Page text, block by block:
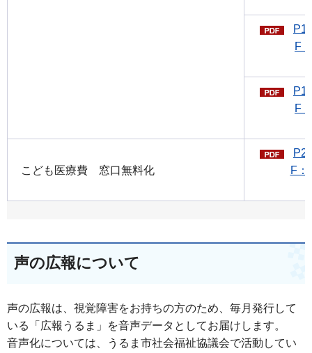
F
F
こども医療費 窓口無料化
F：
声の広報について
声の広報は、視覚障害をお持ちの方のため、毎月発行して
いる「広報うるま」を音声データとしてお届けします。
音声化については、うるま市社会福祉協議会で活動してい